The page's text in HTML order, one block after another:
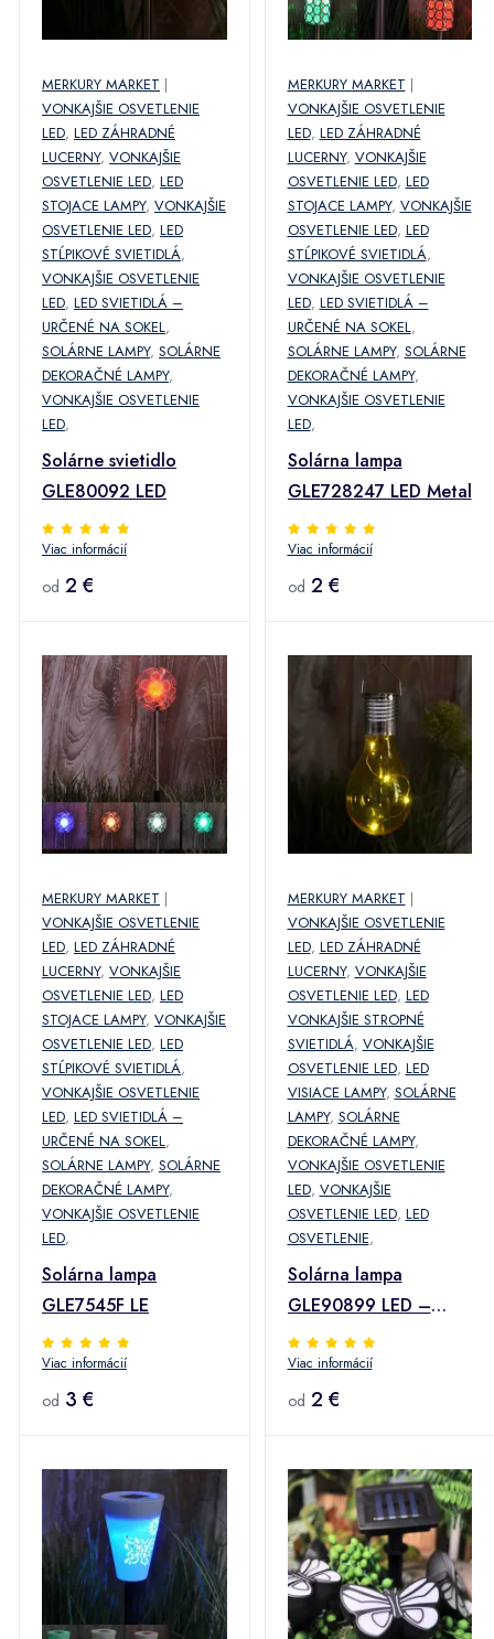
MERKURY MARKET |
VONKAJŠIE OSVETLENIE
LED, LED ZÁHRADNÉ
LUCERNY, VONKAJŠIE
OSVETLENIE LED, LED
STOJACE LAMPY, VONKAJŠIE
OSVETLENIE LED, LED
STĹPIKOVÉ SVIETIDLÁ,
VONKAJŠIE OSVETLENIE
LED, LED SVIETIDLÁ –
URČENÉ NA SOKEL,
SOLÁRNE LAMPY, SOLÁRNE
DEKORAČNÉ LAMPY,
VONKAJŠIE OSVETLENIE
LED,
Solárne svietidlo
GLE80092 LED
Viac informácií
od 2 €
MERKURY MARKET |
VONKAJŠIE OSVETLENIE
LED, LED ZÁHRADNÉ
LUCERNY, VONKAJŠIE
OSVETLENIE LED, LED
STOJACE LAMPY, VONKAJŠIE
OSVETLENIE LED, LED
STĹPIKOVÉ SVIETIDLÁ,
VONKAJŠIE OSVETLENIE
LED, LED SVIETIDLÁ –
URČENÉ NA SOKEL,
SOLÁRNE LAMPY, SOLÁRNE
DEKORAČNÉ LAMPY,
VONKAJŠIE OSVETLENIE
LED,
Solárna lampa
GLE728247 LED Metal
Viac informácií
od 2 €
MERKURY MARKET |
VONKAJŠIE OSVETLENIE
LED, LED ZÁHRADNÉ
LUCERNY, VONKAJŠIE
OSVETLENIE LED, LED
STOJACE LAMPY, VONKAJŠIE
OSVETLENIE LED, LED
STĹPIKOVÉ SVIETIDLÁ,
VONKAJŠIE OSVETLENIE
LED, LED SVIETIDLÁ –
URČENÉ NA SOKEL,
SOLÁRNE LAMPY, SOLÁRNE
DEKORAČNÉ LAMPY,
VONKAJŠIE OSVETLENIE
LED,
Solárna lampa
GLE7545F LE
Viac informácií
od 3 €
MERKURY MARKET |
VONKAJŠIE OSVETLENIE
LED, LED ZÁHRADNÉ
LUCERNY, VONKAJŠIE
OSVETLENIE LED, LED
VONKAJŠIE STROPNÉ
SVIETIDLÁ, VONKAJŠIE
OSVETLENIE LED, LED
VISIACE LAMPY, SOLÁRNE
LAMPY, SOLÁRNE
DEKORAČNÉ LAMPY,
VONKAJŠIE OSVETLENIE
LED, VONKAJŠIE
OSVETLENIE LED, LED
OSVETLENIE,
Solárna lampa
GLE90899 LED –
METAL, D: 8cm, H:
15cm
Viac informácií
od 2 €